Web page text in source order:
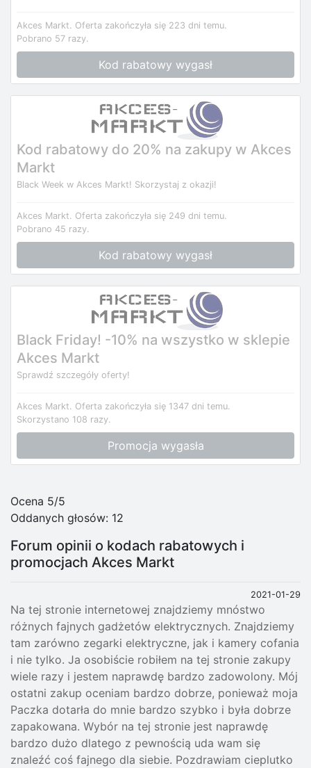
Akces Markt. Oferta zakończyła się 223 dni temu.
Pobrano 57 razy.
Kod rabatowy wygasł
Kod rabatowy do 20% na zakupy w Akces
Markt
Black Week w Akces Markt! Skorzystaj z okazji!
Akces Markt. Oferta zakończyła się 249 dni temu.
Pobrano 45 razy.
Kod rabatowy wygasł
Black Friday! -10% na wszystko w sklepie
Akces Markt
Sprawdź szczegóły oferty!
Akces Markt. Oferta zakończyła się 1347 dni temu.
Skorzystano 108 razy.
Promocja wygasła
Ocena 5/5
Oddanych głosów: 12
Forum opinii o kodach rabatowych i
promocjach Akces Markt
2021-01-29
Na tej stronie internetowej znajdziemy mnóstwo
różnych fajnych gadżetów elektrycznych. Znajdziemy
tam zarówno zegarki elektryczne, jak i kamery cofania
i nie tylko. Ja osobiście robiłem na tej stronie zakupy
wiele razy i jestem naprawdę bardzo zadowolony. Mój
ostatni zakup oceniam bardzo dobrze, ponieważ moja
Paczka dotarła do mnie bardzo szybko i była dobrze
zapakowana. Wybór na tej stronie jest naprawdę
bardzo dużo dlatego z pewnością uda wam się
znaleźć coś fajnego dla siebie. Pozdrawiam cieplutko